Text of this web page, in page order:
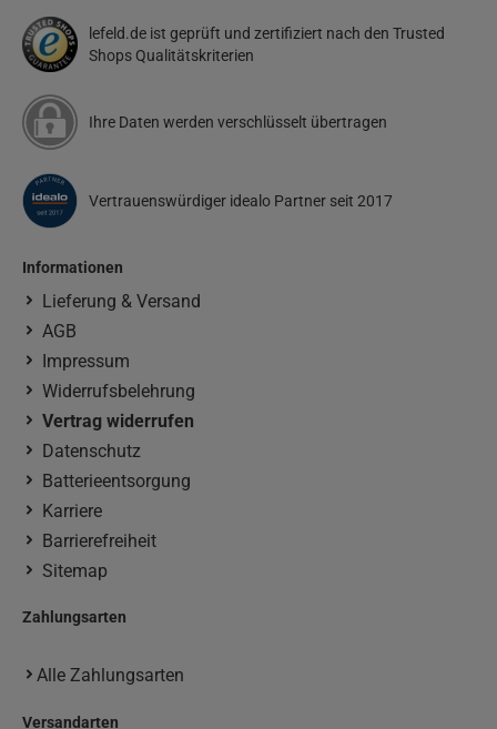
lefeld.de ist geprüft und zertifiziert nach den Trusted
Shops Qualitätskriterien
Ihre Daten werden verschlüsselt übertragen
Vertrauenswürdiger idealo Partner seit 2017
Informationen
Lieferung & Versand
AGB
Impressum
Widerrufsbelehrung
Vertrag widerrufen
Datenschutz
Batterieentsorgung
Karriere
Barrierefreiheit
Sitemap
Zahlungsarten
Alle Zahlungsarten
Versandarten